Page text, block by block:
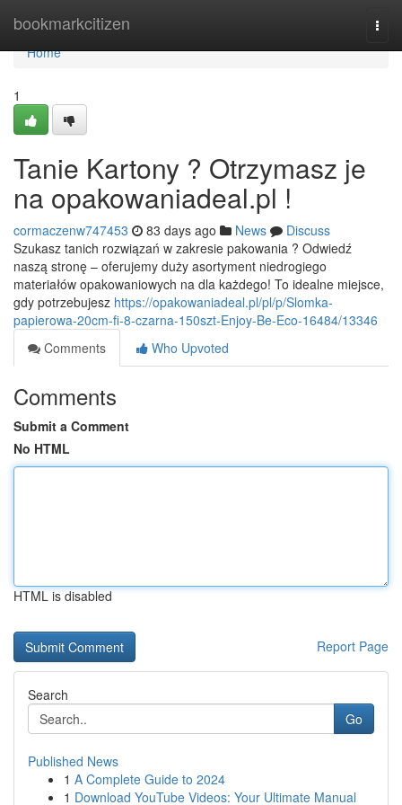
bookmarkcitizen
Home
Home
1
Tanie Kartony ? Otrzymasz je
na opakowaniadeal.pl !
cormaczenw747453 83 days ago News
Discuss
Szukasz tanich rozwiązań w zakresie pakowania ? Odwiedź
naszą stronę – oferujemy duży asortyment niedrogiego
materiałów opakowaniowych na dla każdego! To idealne miejsce,
gdy potrzebujesz https://opakowaniadeal.pl/pl/p/Slomka-
papierowa-20cm-fi-8-czarna-150szt-Enjoy-Be-Eco-16484/13346
Comments
Who Upvoted
Comments
Submit a Comment
No HTML
HTML is disabled
Report Page
Search
Go
Published News
1 A Complete Guide to 2024
1 Download YouTube Videos: Your Ultimate Manual